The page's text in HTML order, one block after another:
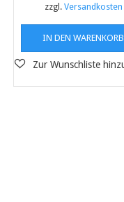
zzgl. Versandkosten
IN DEN WARENKORB